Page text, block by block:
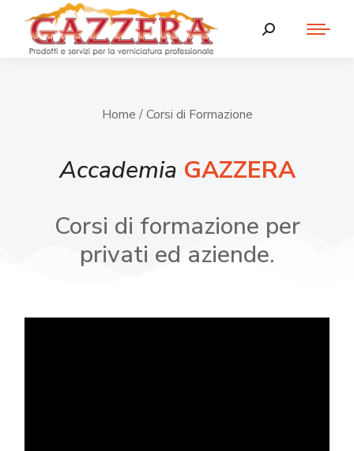
Home / Corsi di Formazione
Accademia GAZZERA
Corsi di formazione per
privati ed aziende.